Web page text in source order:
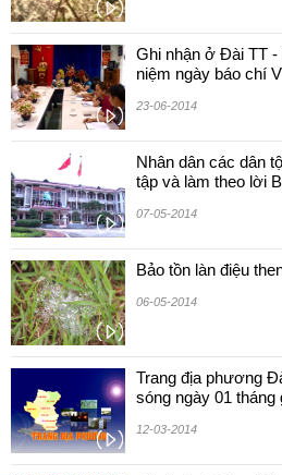
Ghi nhận ở Đài TT
niệm ngày báo chí
23-06-2014
Nhân dân các dân
tập và làm theo lời
07-05-2014
Bảo tồn làn điệu
06-05-2014
Trang địa phương
sóng ngày 01 tháng
12-03-2014